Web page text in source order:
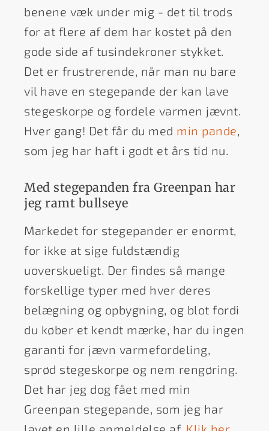
benene væk under mig - det til trods
for at flere af dem har kostet på den
gode side af tusindekroner stykket.
Det er frustrerende, når man nu bare
vil have en stegepande der kan lave
stegeskorpe og fordele varmen jævnt.
Hver gang! Det får du med min pande,
som jeg har haft i godt et års tid nu.
Med stegepanden fra Greenpan har
jeg ramt bullseye
Markedet for stegepander er enormt,
for ikke at sige fuldstændig
uoverskueligt. Der findes så mange
forskellige typer med hver deres
belægning og opbygning, og blot fordi
du køber et kendt mærke, har du ingen
garanti for jævn varmefordeling,
sprød stegeskorpe og nem rengøring.
Det har jeg dog fået med min
Greenpan stegepande, som jeg har